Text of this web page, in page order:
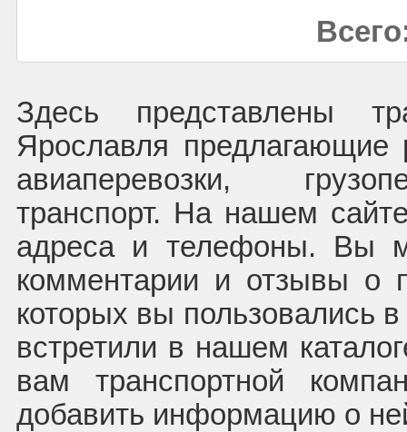
Здесь представлены
Ярославля предлагающие
авиаперевозки,
транспорт. На нашем
адреса и телефоны. Вы
комментарии и отзывы о
которых вы пользовались
встретили в нашем
вам транспортной
добавить информацию о